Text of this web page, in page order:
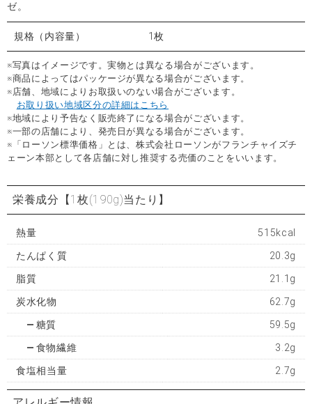
ゼ。
規格（内容量） 1枚
※写真はイメージです。実物とは異なる場合がございます。
※商品によってはパッケージが異なる場合がございます。
※店舗、地域によりお取扱いのない場合がございます。
お取り扱い地域区分の詳細はこちら
※地域により予告なく販売終了になる場合がございます。
※一部の店舗により、発売日が異なる場合がございます。
※「ローソン標準価格」とは、株式会社ローソンがフランチャイズチ
ェーン本部として各店舗に対し推奨する売価のことをいいます。
栄養成分 【1枚(190g)当たり】
熱量 515kcal
たんぱく質 20.3g
脂質 21.1g
炭水化物 62.7g
糖質 59.5g
食物繊維 3.2g
食塩相当量 2.7g